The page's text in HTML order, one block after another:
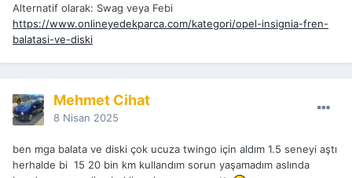
Alternatif olarak: Swag veya Febi
https://www.onlineyedekparca.com/kategori/opel-insignia-fren-
balatasi-ve-diski
Mehmet Cihat
8 Nisan 2025
ben mga balata ve diski çok ucuza twingo için aldım 1.5 seneyi aştı
herhalde bi 15 20 bin km kullandım sorun yaşamadım aslında